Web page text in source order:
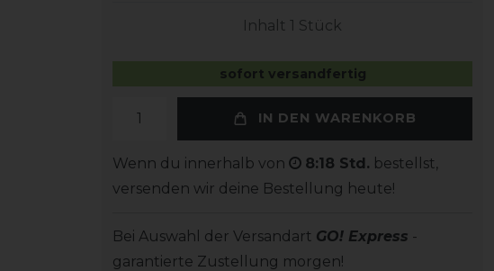
Inhalt 1 Stück
sofort versandfertig
IN DEN WARENKORB
Wenn du innerhalb von 8:18 Std. bestellst,
versenden wir deine Bestellung heute!
Bei Auswahl der Versandart GO! Express -
garantierte Zustellung morgen!